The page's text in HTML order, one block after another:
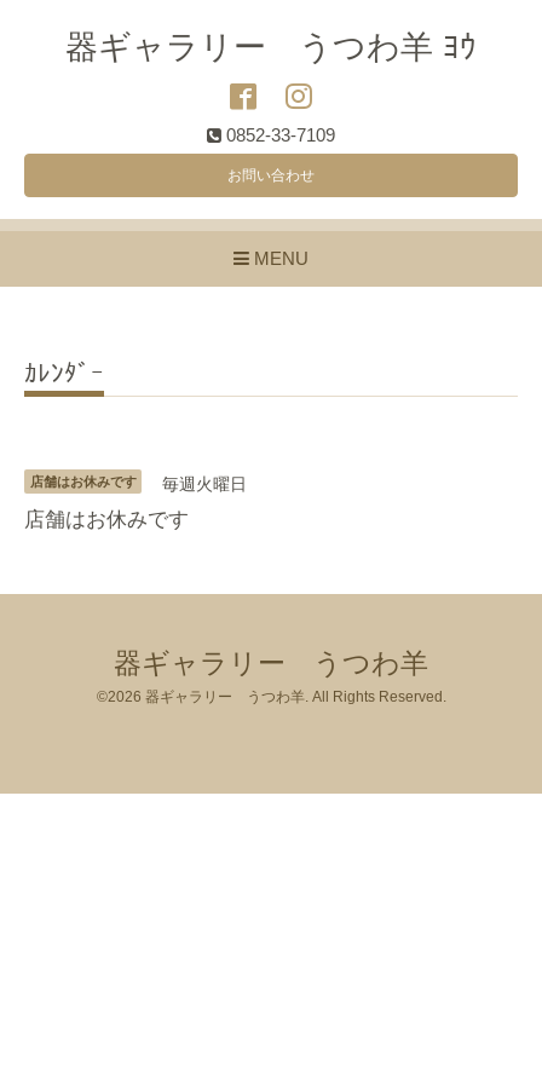
器ギャラリー うつわ羊 ﾖｳ
0852-33-7109
お問い合わせ
MENU
ｶﾚﾝﾀﾞｰ
店舗はお休みです 毎週火曜日
店舗はお休みです
器ギャラリー うつわ羊
©2026 器ギャラリー うつわ羊. All Rights Reserved.